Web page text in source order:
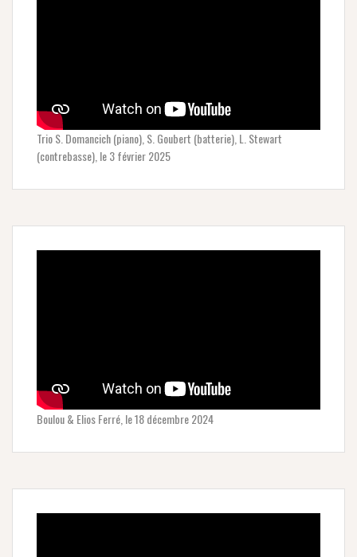
Trio S. Domancich (piano), S. Goubert (batterie), L. Stewart
(contrebasse), le 3 février 2025
Boulou & Elios Ferré, le 18 décembre 2024